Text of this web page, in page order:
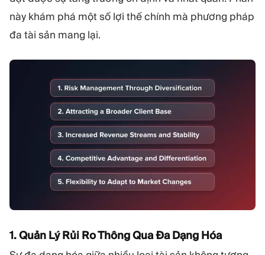
này khám phá một số lợi thế chính mà phương pháp
đa tài sản mang lại.
1. Quản Lý Rủi Ro Thông Qua Đa Dạng Hóa